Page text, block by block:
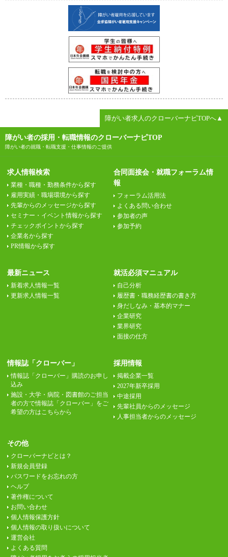
障がい者求人のクローバーナビTOPへ▲
障がい者の採用・転職情報のクローバーナビTOP
障がい者の就職・転職支援・仕事情報のご提供
求人情報検索
業種・職種・勤務条件から探す
雇用実績・職場環境から探す
先輩からのメッセージから探す
セミナー・イベント情報から探す
チェックポイントから探す
企業名から探す
PR情報から探す
合同面接会・就職フォーラム情
報
フォーラム活用法
よくある問い合わせ
参加者の声
参加予約
最新ニュース
新着求人情報一覧
更新求人情報一覧
就活必須マニュアル
自己分析
履歴書・職務経歴書の書き方
身だしなみ・基本的マナー
企業研究
業界研究
面接の仕方
情報誌「クローバー」
情報誌「クローバー」購読のお申し
込み
施設・大学・病院・図書館のご担当
者の方で情報誌「クローバー」をご
希望の方はこちらから
採用情報
掲載企業一覧
2027年新卒採用
中途採用
先輩社員からのメッセージ
人事担当者からのメッセージ
その他
クローバーナビとは？
新規会員登録
パスワードをお忘れの方
ヘルプ
著作権について
お問い合わせ
個人情報保護方針
個人情報の取り扱いについて
運営会社
よくある質問